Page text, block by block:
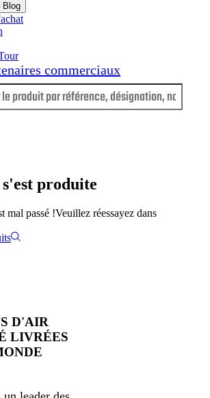
Blog
commerciaux
produite
mal passé !Veuillez réessayez dans
D'AIR
LIVRÉES